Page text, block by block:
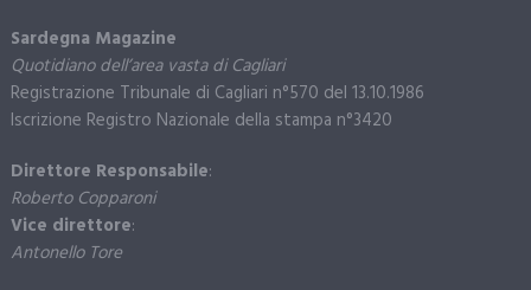
Sardegna Magazine
Quotidiano dell’area vasta di Cagliari
Registrazione Tribunale di Cagliari n°570 del 13.10.1986
Iscrizione Registro Nazionale della stampa n°3420
Direttore Responsabile:
Roberto Copparoni
Vice direttore:
Antonello Tore